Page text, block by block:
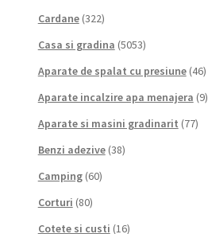
Cardane (322)
Casa si gradina (5053)
Aparate de spalat cu presiune (46)
Aparate incalzire apa menajera (9)
Aparate si masini gradinarit (77)
Benzi adezive (38)
Camping (60)
Corturi (80)
Cotete si custi (16)